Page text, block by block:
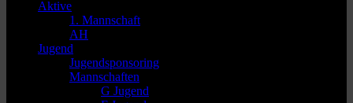
Aktive
1. Mannschaft
AH
Jugend
Jugendsponsoring
Mannschaften
G Jugend